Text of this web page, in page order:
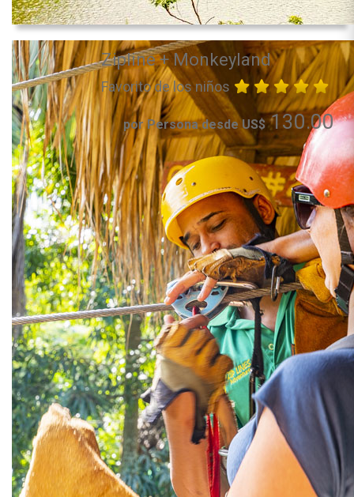
Zipline + Monkeyland
Favorito de los niños
por Persona desde US$130.00